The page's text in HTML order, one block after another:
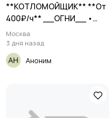
**КОТЛОМОЙЩИК** **От
400₽/ч** __ОГНИ__ •
Москва,
Москва
3 дня назад
Аноним